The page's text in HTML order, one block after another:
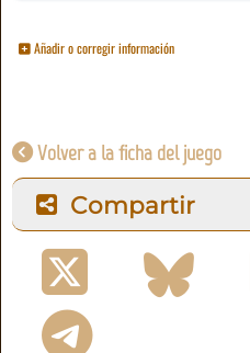
Añadir o corregir información
Volver a la ficha del juego
Compartir